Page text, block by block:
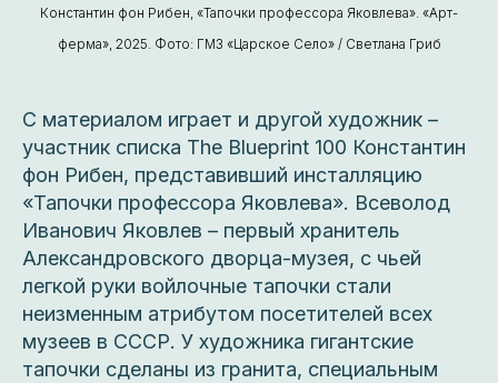
Константин фон Рибен, «Тапочки профессора Яковлева». «Арт-
ферма», 2025. Фото: ГМЗ «Царское Село» / Светлана Гриб
С материалом играет и другой художник –
участник списка The Blueprint 100 Константин
фон Рибен, представивший инсталляцию
«Тапочки профессора Яковлева». Всеволод
Иванович Яковлев – первый хранитель
Александровского дворца-музея, с чьей
легкой руки войлочные тапочки стали
неизменным атрибутом посетителей всех
музеев в СССР. У художника гигантские
тапочки сделаны из гранита, специальным